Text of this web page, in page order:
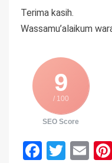
Terima kasih.
Wassamu’alaikum
9
/ 100
SEO Score